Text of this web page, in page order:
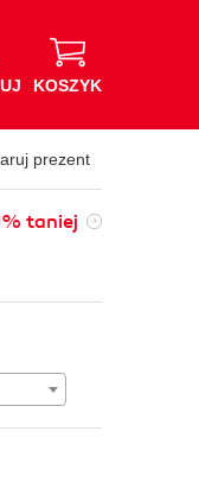
KOSZYK
prezent
taniej